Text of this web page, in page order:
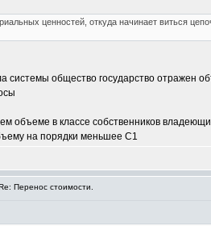
ценностей, откуда начинает виться
системы общество государство отражен
объеме в классе собственников
на порядки меньшее С1
Перенос стоимости.